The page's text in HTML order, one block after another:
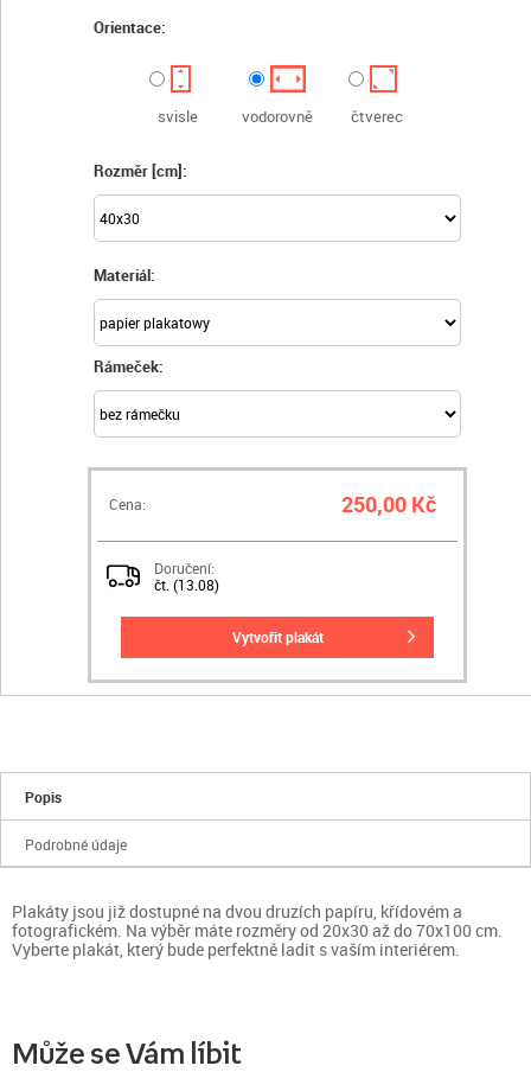
Orientace:
svisle vodorovně čtverec
Rozměr [cm]:
Materiál:
Rámeček:
Cena: 250,00 Kč
Doručení:
čt. (13.08)
vytvořit plakát
Popis
Podrobné údaje
Plakáty jsou již dostupné na dvou druzích papíru, křídovém a
fotografickém. Na výběr máte rozměry od 20x30 až do 70x100 cm.
Vyberte plakát, který bude perfektně ladit s vaším interiérem.
Může se Vám líbit